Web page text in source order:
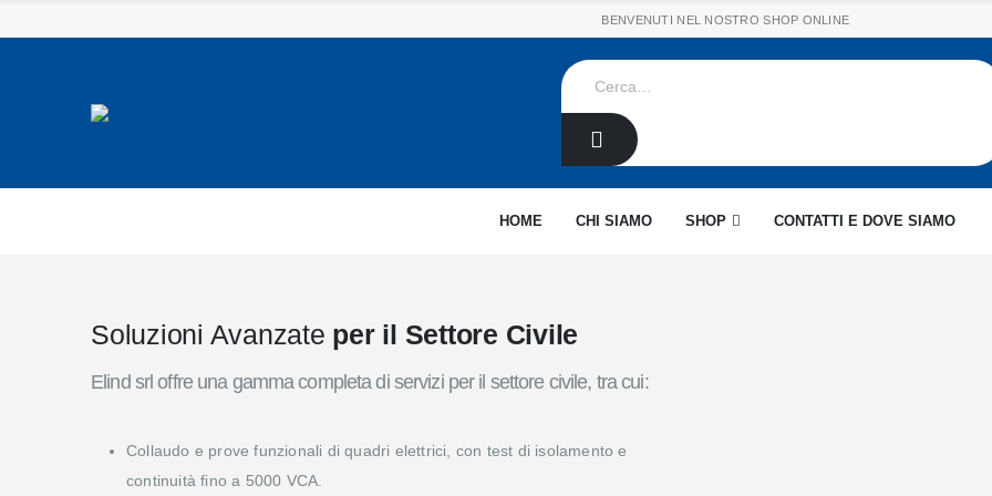
BENVENUTI NEL NOSTRO SHOP ONLINE
HOME CHI SIAMO SHOP CONTATTI E DOVE SIAMO
Soluzioni Avanzate per il Settore Civile
Elind srl offre una gamma completa di servizi per il settore civile, tra cui:
Collaudo e prove funzionali di quadri elettrici, con test di isolamento e
continuità fino a 5000 VCA.